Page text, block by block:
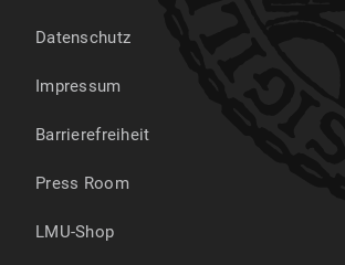
Datenschutz
Impressum
Barrierefreiheit
Press Room
LMU-Shop